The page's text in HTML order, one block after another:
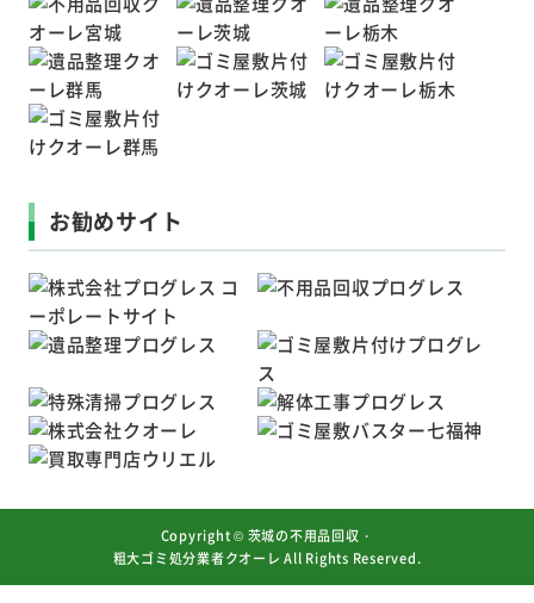
お勧めサイト
Copyright © 茨城の不用品回収・
粗大ゴミ処分業者クオーレ All Rights Reserved.